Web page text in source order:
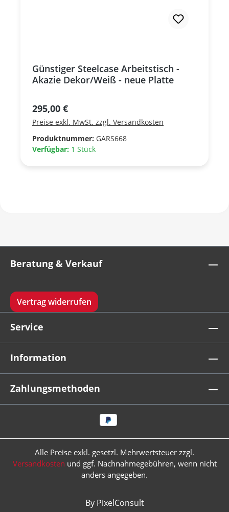
Günstiger Steelcase Arbeitstisch -
Akazie Dekor/Weiß - neue Platte
Regulärer Preis:
295,00 €
Preise exkl. MwSt. zzgl. Versandkosten
Produktnummer: GARS668
Verfügbar: 1 Stück
Beratung & Verkauf
Vertrag widerrufen
Service
Information
Zahlungsmethoden
Alle Preise exkl. gesetzl. Mehrwertsteuer zzgl.
Versandkosten und ggf. Nachnahmegebühren, wenn nicht
anders angegeben.
By PixelConsult